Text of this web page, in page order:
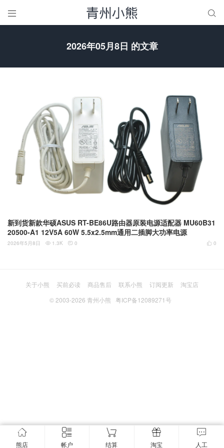
 
2026年05月8日 的文章
新到货新款华硕ASUS RT-BE86U路由器原装电源适配器 MU60B31
20500-A1 12V5A 60W 5.5x2.5mm通用二插脚大功率电源
 0
2026年5月8日  1.3K  0
熊店 帐户 结算 淘宝 人工
关于小熊 买前必读 商品售后 联系小熊 订阅更新
淘宝店
© 2003-2026 青州小熊 粤ICP备12089271号